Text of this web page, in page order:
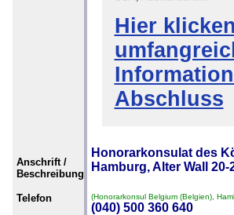
Hier
Abschluss
Anschrift /
Beschreibung
Honorarkonsulat des
Hamburg, Alter Wall
Telefon (Honorarkonsul Belgium (Belgien),
(040) 500 360 640